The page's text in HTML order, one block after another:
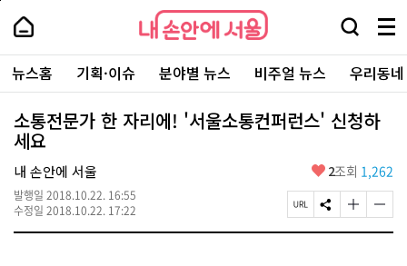
본
로
가
내
손
안
에
서
울
-
서
울
시
대
표
소
통
포
내
손
에
울
검
창
열
기
메
뉴
전
체
보
주
요
서
뉴스홈 기획·이슈 분야별 뉴스 비주얼 뉴스 우리동
소통전문가 한 자리에! '서울소통컨퍼런스' 신청하
세요
내 손안에 서울
발행일 2018.10.22. 16:55
수정일 2018.10.22. 17:22
좋
요
2조회 1,262
페
이
S
N
글
자
글
자
페
상
단
로